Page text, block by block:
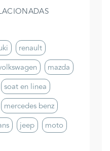
renault
mazda
soat en linea
mercedes benz
jeep
moto